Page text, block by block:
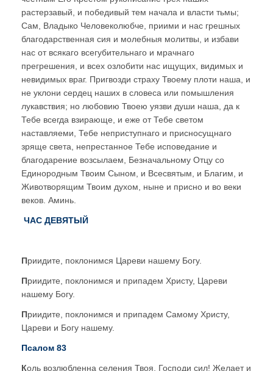
растерзавый, и победивый тем начала и власти тьмы;
Сам, Владыко Человеколюбче, приими и нас грешных
благодарственная сия и молебныя молитвы, и избави
нас от всякаго всегубительнаго и мрачнаго
прегрешения, и всех озлобити нас ищущих, видимых и
невидимых враг. Пригвозди страху Твоему плоти наша, и
не уклони сердец наших в словеса или помышления
лукавствия; но любовию Твоею уязви души наша, да к
Тебе всегда взирающе, и еже от Тебе светом
наставляеми, Тебе неприступнаго и присносущнаго
зряще света, непрестанное Тебе исповедание и
благодарение возсылаем, Безначальному Отцу со
Единородным Твоим Сыном, и Всесвятым, и Благим, и
Животворящим Твоим духом, ныне и присно и во веки
веков. Аминь.
ЧАС ДЕВЯТЫЙ
Приидите, поклонимся Цареви нашему Богу.
Приидите, поклонимся и припадем Христу, Цареви
нашему Богу.
Приидите, поклонимся и припадем Самому Христу,
Цареви и Богу нашему.
Псалом 83
Коль возлюбленна селения Твоя, Господи сил! Желает и